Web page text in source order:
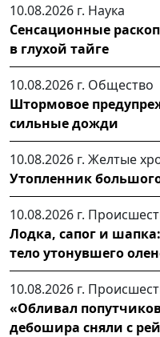
10.08.2026 г. Наука
Сенсационные
в глухой тайге
10.08.2026 г. Общество
Штормовое
сильные дожди
10.08.2026 г. Желтые
Утопленник
10.08.2026 г.
Лодка, сапог и
тело утонувшего
10.08.2026 г.
«Обливал
дебошира сняли с